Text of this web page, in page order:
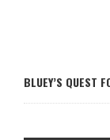
BLUEY’S QUEST